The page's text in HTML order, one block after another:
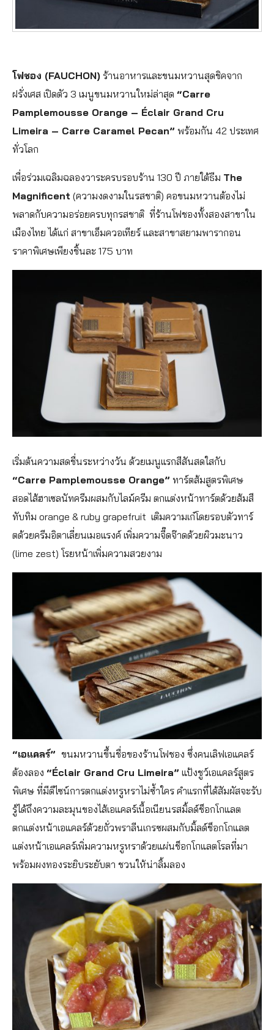
โฟชอง (FAUCHON) ร้านอาหารและขนมหวานสุดชิคจาก
ฝรั่งเศส เปิดตัว 3 เมนูขนมหวานใหม่ล่าสุด “Carre
Pamplemousse Orange – Éclair Grand Cru
Limeira – Carre Caramel Pecan” พร้อมกัน 42 ประเทศ
ทั่วโลก
เพื่อร่วมเฉลิมฉลองวาระครบรอบร้าน 130 ปี ภายใต้ธีม The
Magnificent (ความงดงามในรสชาติ) คอขนมหวานต้องไม่
พลาดกับความอร่อยครบทุกรสชาติ ที่ร้านโฟชองทั้งสองสาขาใน
เมืองไทย ได้แก่ สาขาเอ็มควอเทียร์ และสาขาสยามพารากอน
ราคาพิเศษเพียงชิ้นละ 175 บาท
เริ่มต้นความสดชื่นระหว่างวัน ด้วยเมนูแรกสีสันสดใสกับ
“Carre Pamplemousse Orange” ทาร์ตส้มสูตรพิเศษ
สอดไส้ฮาเซลนัทครีมผสมกับไลม์ครีม ตกแต่งหน้าทาร์ตด้วยส้มสี
ทับทิม orange & ruby grapefruit เติมความเก๋โดยรอบตัวทาร์
ตด้วยครีมอิตาเลี่ยนเมอแรงค์ เพิ่มความจี๊ดจ๊าดด้วยผิวมะนาว
(lime zest) โรยหน้าเพิ่มความสวยงาม
“เอแคลร์” ขนมหวานขึ้นชื่อของร้านโฟชอง ซึ่งคนเลิฟเอแคลร์
ต้องลอง “Éclair Grand Cru Limeira” แป้งชูว์เอแคลร์สูตร
พิเศษ ที่มีดีไซน์การตกแต่งหรูหราไม่ซ้ำใคร คำแรกที่ได้สัมผัสจะรับ
รู้ได้ถึงความละมุนของไส้เอแคลร์เนื้อเนียนรสมิ้ลด์ช็อกโกแลต
ตกแต่งหน้าเอแคลร์ด้วยถั่วพราลีนเกรซผสมกับมิ้ลด์ช็อกโกแลต
แต่งหน้าเอแคลร์เพิ่มความหรูหราด้วยแผ่นช็อกโกแลตโรลที่มา
พร้อมผงทองระยิบระยับตา ชวนให้น่าลิ้มลอง